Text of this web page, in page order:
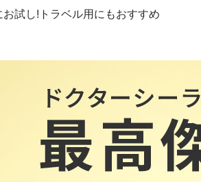
試し!トラベル用にもおすすめ